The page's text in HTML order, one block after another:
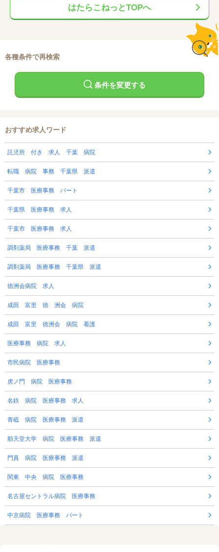
はたらこねっとTOPへ
各種条件で再検索
条件を変更する
おすすめ求人ワード
託児所 付き 求人 千葉 病院
転職 病院 事務 千葉県 派遣
千葉市 医療事務 パート
千葉県 医療事務 求人
千葉市 医療事務 求人
調剤薬局 医療事務 千葉 派遣
調剤薬局 医療事務 千葉県 派遣
徳洲会病院 求人
成田 富里 徳 洲会 病院
成田 富里 徳洲会 病院 看護
医療事務 病院 求人
市民病院 医療事務
虎ノ門 病院 医療事務
名鉄 病院 医療事務 求人
青砥 病院 医療事務 派遣
順天堂大学 病院 医療事務 派遣
門真 病院 医療事務 派遣
関東 中央 病院 医療事務
名古屋セントラル病院 医療事務
中京病院 医療事務 パート